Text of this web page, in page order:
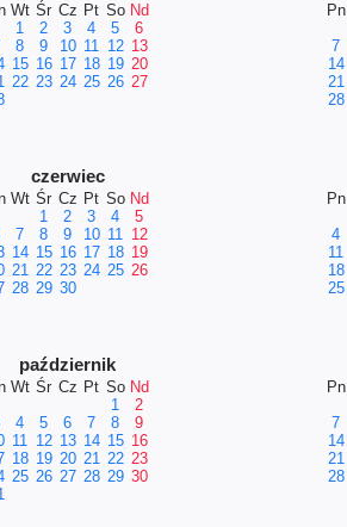
Wt Śr Cz Pt So Nd
1
2 3 4 5
6
8 9 10 11 12 13
15 16 17 18 19 20
22 23 24 25 26 27
Pn
7
14
21
28
czerwiec
Wt Śr Cz Pt So Nd
1
2 3 4
5
7 8 9 10 11 12
14 15 16 17 18 19
21 22 23 24 25 26
28 29 30
Pn
4
11
18
25
październik
Wt Śr Cz Pt So Nd
1
2
4 5 6 7 8
9
11 12 13 14 15 16
18 19 20 21 22 23
25 26 27 28 29 30
Pn
7
14
21
28